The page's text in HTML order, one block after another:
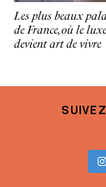
Les plus beaux
de France, où le luxe
devient art de vivre